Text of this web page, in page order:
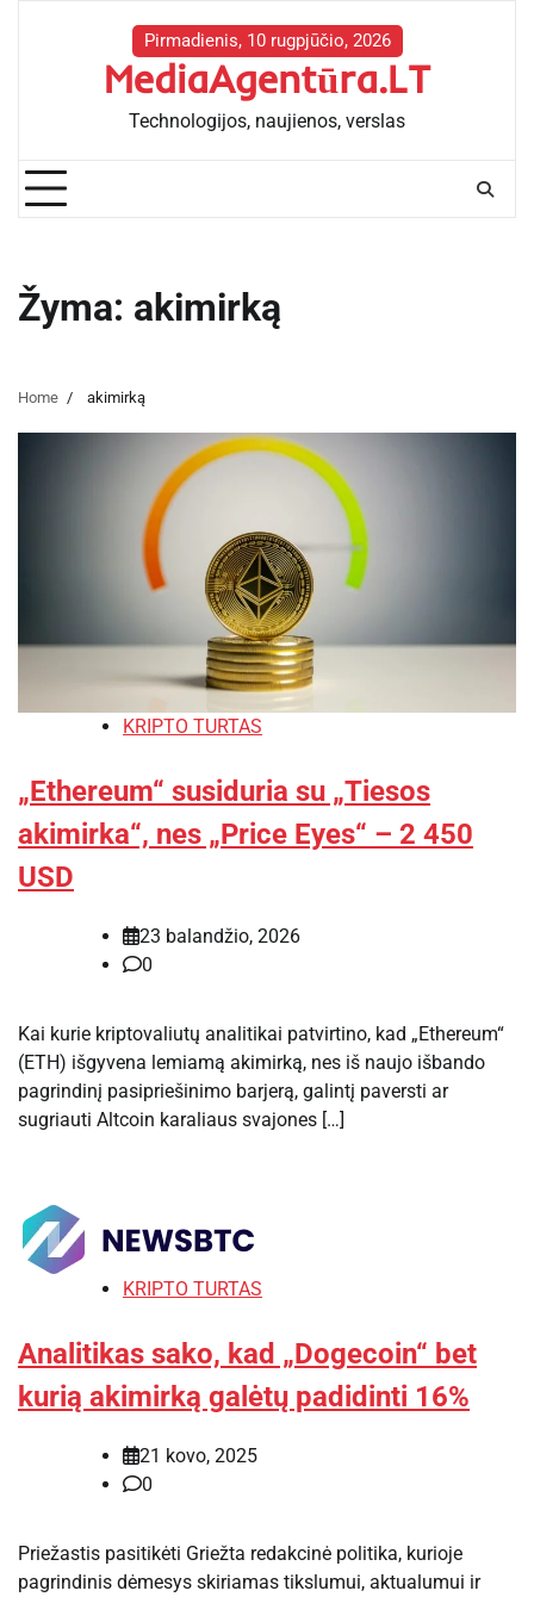
Pirmadienis, 10 rugpjūčio, 2026
MediaAgentūra.LT
Technologijos, naujienos, verslas
Žyma: akimirką
Home akimirką
KRIPTO TURTAS
„Ethereum“ susiduria su „Tiesos
akimirka“, nes „Price Eyes“ – 2 450
USD
23 balandžio, 2026
0
Kai kurie kriptovaliutų analitikai patvirtino, kad „Ethereum“
(ETH) išgyvena lemiamą akimirką, nes iš naujo išbando
pagrindinį pasipriešinimo barjerą, galintį paversti ar
sugriauti Altcoin karaliaus svajones […]
KRIPTO TURTAS
Analitikas sako, kad „Dogecoin“ bet
kurią akimirką galėtų padidinti 16%
21 kovo, 2025
0
Priežastis pasitikėti Griežta redakcinė politika, kurioje
pagrindinis dėmesys skiriamas tikslumui, aktualumui ir